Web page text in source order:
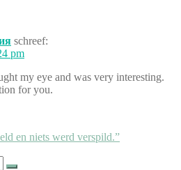
schreef:
pm
my eye and was very interesting.
for you.
en niets werd verspild.”